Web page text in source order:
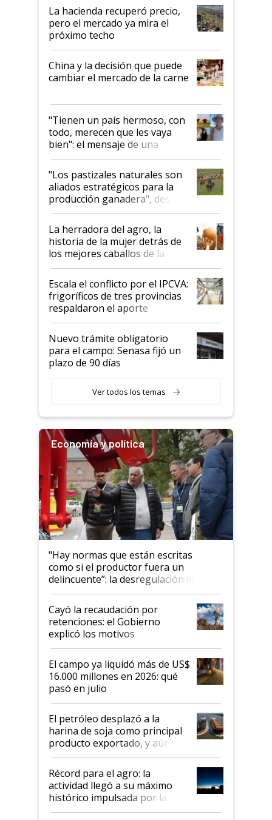
La hacienda recuperó precio,
pero el mercado ya mira el
próximo techo
China y la decisión que puede
cambiar el mercado de la carne
"Tienen un país hermoso, con
todo, merecen que les vaya
bien": el mensaje de una
ganadera uruguaya sobre las
oportunidades que se abren
para el agro en Argentina, con
foco en la carne
"Los pastizales naturales son
aliados estratégicos para la
producción ganadera", destaca
la iniciativa que ya reúne a 46
establecimientos en Argentina
La herradora del agro, la
historia de la mujer detrás de
los mejores caballos de la
Argentina y los mitos que
todavía hacen sufrir a estos
animales: "Mientras me
descalificaban, yo seguí
haciendo currículum"
Escala el conflicto por el IPCVA:
frigoríficos de tres provincias
respaldaron el aporte
obligatorio
Nuevo trámite obligatorio
para el campo: Senasa fijó un
plazo de 90 días
Ver todos los temas
Economía y política
"Hay normas que están escritas
como si el productor fuera un
delincuente”: la desregulación llegó
al Congreso Aapresid y hasta se
habló del financiamiento al IPCVA
Cayó la recaudación por
retenciones: el Gobierno
explicó los motivos
El campo ya liquidó más de US$
16.000 millones en 2026: qué
pasó en julio
El petróleo desplazó a la
harina de soja como principal
producto exportado, y aún así
el agro aportó casi seis de cada
diez dólares y sostuvo el
liderazgo en un semestre
récord
Récord para el agro: la
actividad llegó a su máximo
histórico impulsada por la
cosecha y las exportaciones